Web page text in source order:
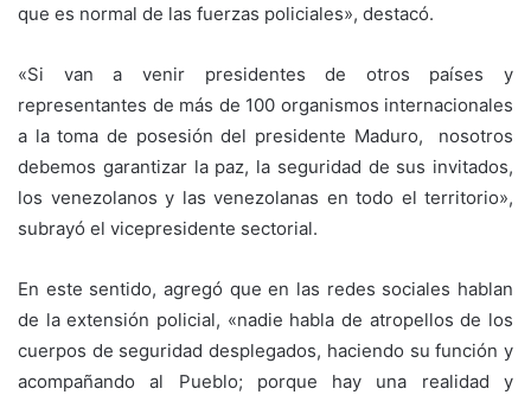
que es normal de las fuerzas policiales», destacó.
«Si van a venir presidentes de otros países y
representantes de más de 100 organismos internacionales
a la toma de posesión del presidente Maduro, nosotros
debemos garantizar la paz, la seguridad de sus invitados,
los venezolanos y las venezolanas en todo el territorio»,
subrayó el vicepresidente sectorial.
En este sentido, agregó que en las redes sociales hablan
de la extensión policial, «nadie habla de atropellos de los
cuerpos de seguridad desplegados, haciendo su función y
acompañando al Pueblo; porque hay una realidad y